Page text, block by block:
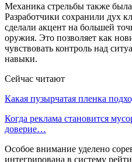
Механика стрельбы также
Разработчики сохранили дух
сделали акцент на большей
оружия. Это позволяет как
чувствовать контроль над
навыки.
Сейчас читают
Какая пузырчатая пленка
Когда реклама становится
доверие…
Особое внимание уделено
интегрирована в систему